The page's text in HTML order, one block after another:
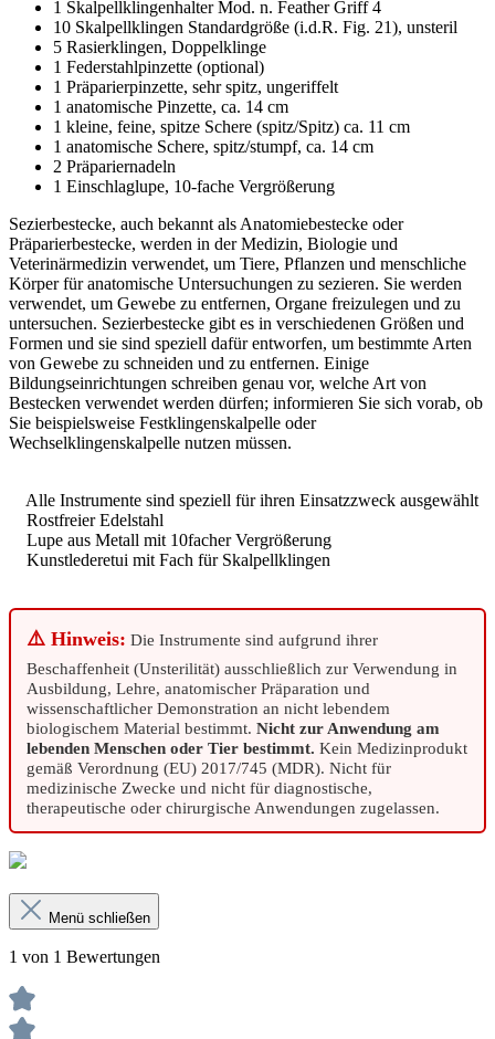
1 Skalpellklingenhalter Mod. n. Feather Griff 4
10 Skalpellklingen Standardgröße (i.d.R. Fig. 21), unsteril
5 Rasierklingen, Doppelklinge
1 Federstahlpinzette (optional)
1 Präparierpinzette, sehr spitz, ungeriffelt
1 anatomische Pinzette, ca. 14 cm
1 kleine, feine, spitze Schere (spitz/Spitz) ca. 11 cm
1 anatomische Schere, spitz/stumpf, ca. 14 cm
2 Präpariernadeln
1 Einschlaglupe, 10-fache Vergrößerung
Sezierbestecke, auch bekannt als Anatomiebestecke oder
Präparierbestecke, werden in der Medizin, Biologie und
Veterinärmedizin verwendet, um Tiere, Pflanzen und menschliche
Körper für anatomische Untersuchungen zu sezieren. Sie werden
verwendet, um Gewebe zu entfernen, Organe freizulegen und zu
untersuchen. Sezierbestecke gibt es in verschiedenen Größen und
Formen und sie sind speziell dafür entworfen, um bestimmte Arten
von Gewebe zu schneiden und zu entfernen. Einige
Bildungseinrichtungen schreiben genau vor, welche Art von
Bestecken verwendet werden dürfen; informieren Sie sich vorab, ob
Sie beispielsweise Festklingenskalpelle oder
Wechselklingenskalpelle nutzen müssen.
Alle Instrumente sind speziell für ihren Einsatzzweck ausgewählt
Rostfreier Edelstahl
Lupe aus Metall mit 10facher Vergrößerung
Kunstlederetui mit Fach für Skalpellklingen
⚠️ Hinweis: Die Instrumente sind aufgrund ihrer
Beschaffenheit (Unsterilität) ausschließlich zur Verwendung in
Ausbildung, Lehre, anatomischer Präparation und
wissenschaftlicher Demonstration an nicht lebendem
biologischem Material bestimmt. Nicht zur Anwendung am
lebenden Menschen oder Tier bestimmt. Kein Medizinprodukt
gemäß Verordnung (EU) 2017/745 (MDR). Nicht für
medizinische Zwecke und nicht für diagnostische,
therapeutische oder chirurgische Anwendungen zugelassen.
Menü schließen
1 von 1 Bewertungen